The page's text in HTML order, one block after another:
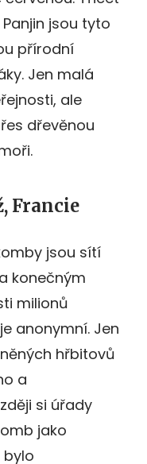
jsou tyto
přírodní
Jen malá
ale
dřevěnou
Francie
jsou sítí
konečným
milionů
anonymní. Jen
hřbitovů
a
si úřady
jako